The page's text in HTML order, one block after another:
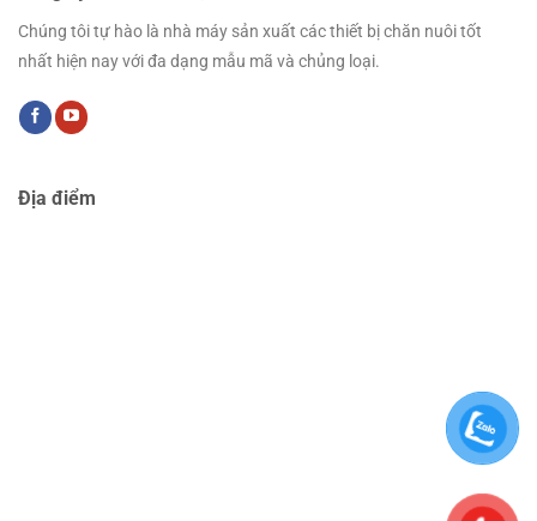
Chúng tôi tự hào là nhà máy sản xuất các thiết bị chăn nuôi tốt
nhất hiện nay với đa dạng mẫu mã và chủng loại.
Địa điểm